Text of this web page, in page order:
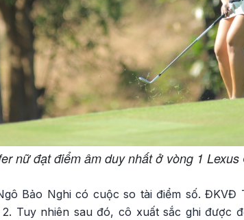
nữ đạt điểm âm duy nhất ở vòng 1 Lexus
Bảo Nghi có cuộc so tài điểm số.
Tuy nhiên sau đó, cô xuất sắc ghi được